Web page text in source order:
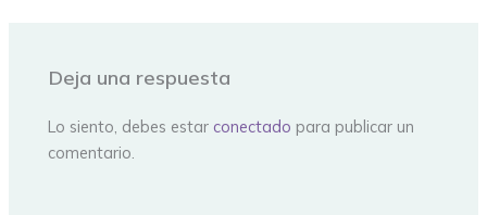
Deja una respuesta
Lo siento, debes estar conectado para publicar un
comentario.